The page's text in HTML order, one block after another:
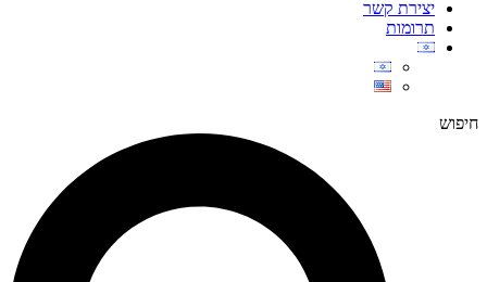
יצירת קשר
תרומות
חיפוש